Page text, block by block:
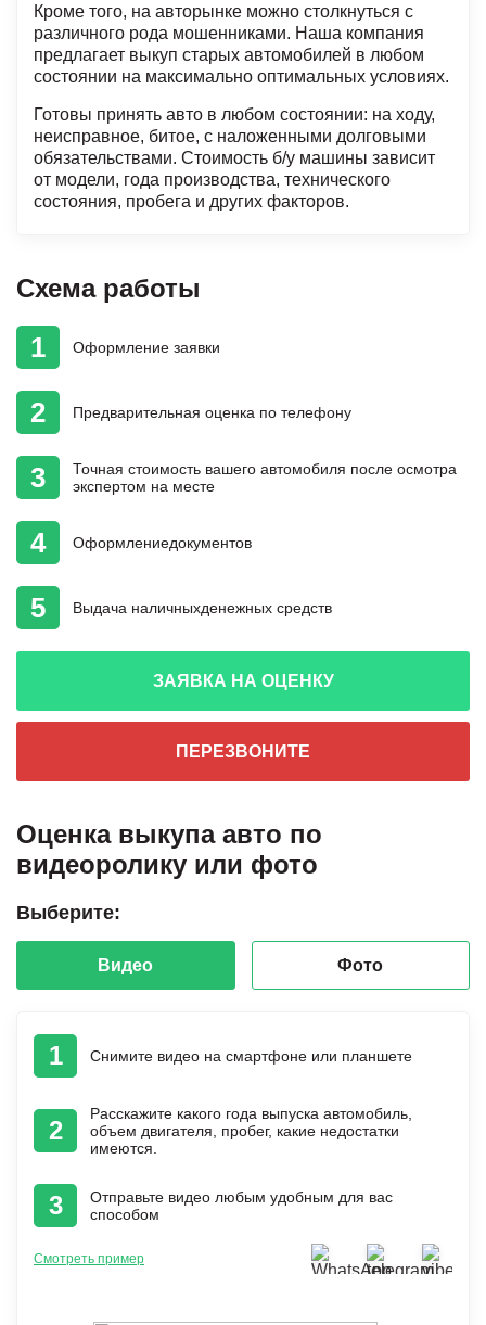
Кроме того, на авторынке можно столкнуться с
различного рода мошенниками. Наша компания
предлагает выкуп старых автомобилей в любом
состоянии на максимально оптимальных условиях.
Готовы принять авто в любом состоянии: на ходу,
неисправное, битое, с наложенными долговыми
обязательствами. Стоимость б/у машины зависит
от модели, года производства, технического
состояния, пробега и других факторов.
Схема работы
1 Оформление заявки
2 Предварительная оценка по телефону
3 Точная стоимость вашего автомобиля после осмотра
экспертом на месте
4 Оформлениедокументов
5 Выдача наличныхденежных средств
ЗАЯВКА НА ОЦЕНКУ
ПЕРЕЗВОНИТЕ
Оценка выкупа авто по
видеоролику или фото
Выберите:
Видео Фото
1 Снимите видео на смартфоне или планшете
2
Расскажите какого года выпуска автомобиль,
объем двигателя, пробег, какие недостатки
имеются.
3
Отправьте видео любым удобным для вас
способом
Смотреть пример